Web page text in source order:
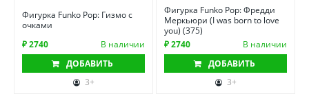
Фигурка Funko Pop: Гизмо с
очками
₽ 2740
В наличии
ДОБАВИТЬ
3+
Фигурка Funko Pop: Фредди
Меркьюри (I was born to love
you) (375)
₽ 2740
В наличии
ДОБАВИТЬ
3+